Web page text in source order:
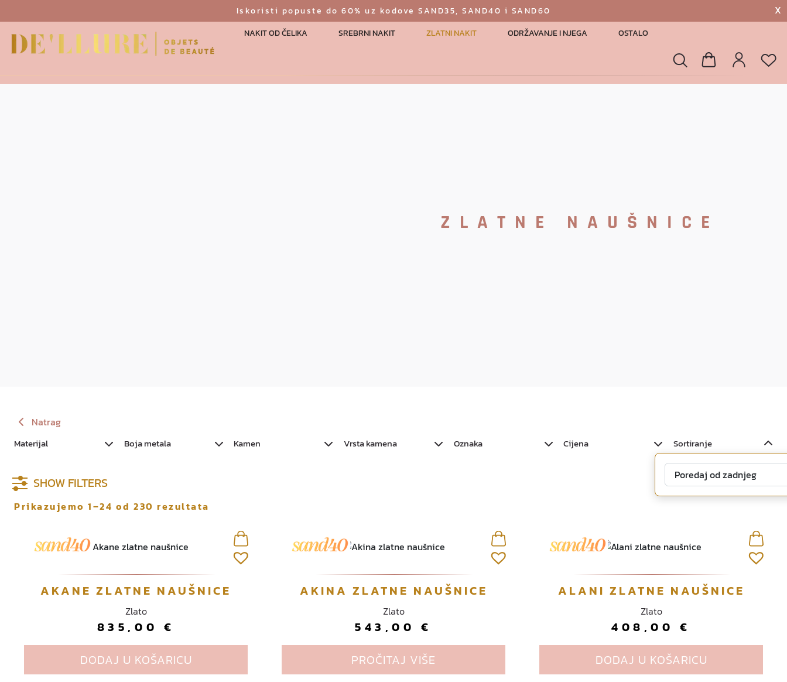
Iskoristi popuste do 60% uz kodove SAND35, SAND40 i SAND60 X
NAKIT OD ČELIKA SREBRNI NAKIT ZLATNI NAKIT ODRŽAVANJE I NJEGA OSTALO
Pretraga
ZLATNE NAUŠNICE
Natrag
Materijal Boja metala Kamen Vrsta kamena Oznaka Cijena Sortiranje
SHOW FILTERS
Prikazujemo 1–24 od 230 rezultata
AKANE ZLATNE NAUŠNICE
Zlato
835,00 €
DODAJ U KOŠARICU
AKINA ZLATNE NAUŠNICE
Zlato
543,00€
PROČITAJ VIŠE
ALANI ZLATNE NAUŠNICE
Zlato
408,00€
DODAJ U KOŠARICU